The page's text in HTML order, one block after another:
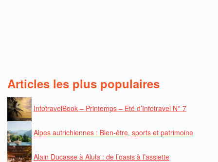
Articles les plus populaires
InfotravelBook – Printemps – Eté d’Infotravel N° 7
Alpes autrichiennes : Bien-être, sports et patrimoine
Alain Ducasse à Alula : de l’oasis à l’assiette